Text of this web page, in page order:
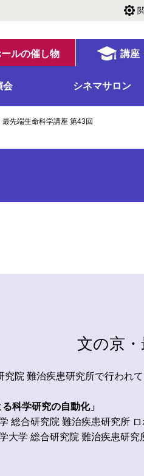
ルの催し物 講座
会 シネマサロン
最先端生命科学講座 第43回
文の京
究院 難治疾患研究所で行われ
る科学研究の自動化」
総合研究院 難治疾患研究所
大学 総合研究院 難治疾患研